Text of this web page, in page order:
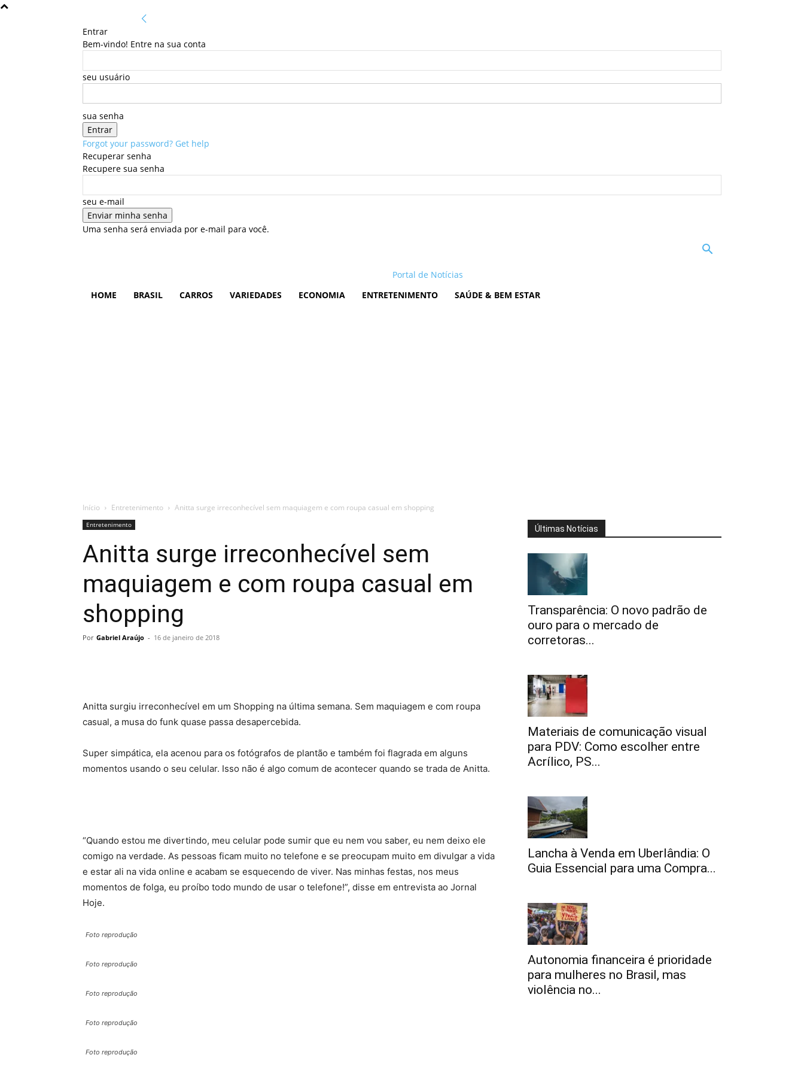
Entrar
Bem-vindo! Entre na sua conta
seu usuário
sua senha
Forgot your password? Get help
Recuperar senha
Recupere sua senha
seu e-mail
Uma senha será enviada por e-mail para você.
Portal de Notícias
HOME
BRASIL CARROS VARIEDADES ECONOMIA ENTRETENIMENTO SAÚDE & BEM ESTAR
Início Entretenimento Anitta surge irreconhecível sem maquiagem e com roupa casual em shopping
Entretenimento
Anitta surge irreconhecível sem
maquiagem e com roupa casual em
shopping
Por Gabriel Araújo - 16 de janeiro de 2018
Anitta surgiu irreconhecível em um Shopping na última semana. Sem maquiagem e com roupa
casual, a musa do funk quase passa desapercebida.
Super simpática, ela acenou para os fotógrafos de plantão e também foi flagrada em alguns
momentos usando o seu celular. Isso não é algo comum de acontecer quando se trada de Anitta.
“Quando estou me divertindo, meu celular pode sumir que eu nem vou saber, eu nem deixo ele
comigo na verdade. As pessoas ficam muito no telefone e se preocupam muito em divulgar a vida
e estar ali na vida online e acabam se esquecendo de viver. Nas minhas festas, nos meus
momentos de folga, eu proíbo todo mundo de usar o telefone!”, disse em entrevista ao Jornal
Hoje.
Foto reprodução
Foto reprodução
Foto reprodução
Foto reprodução
Foto reprodução
Últimas Notícias
Transparência: O novo padrão de
ouro para o mercado de
corretoras...
Materiais de comunicação visual
para PDV: Como escolher entre
Acrílico, PS...
Lancha à Venda em Uberlândia: O
Guia Essencial para uma Compra...
Autonomia financeira é prioridade
para mulheres no Brasil, mas
violência no...